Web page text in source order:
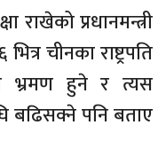
राखेको प्रधानमन्त्री
चीनका राष्ट्रपति
भ्रमण हुने र त्यस
बढिसक्ने पनि बताए